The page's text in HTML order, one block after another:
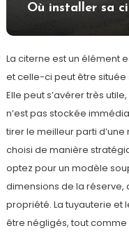
Où installer sa
La citerne est un élément
et celle-ci peut être située
Elle peut s’avérer très
n’est pas stockée
tirer le meilleur parti
choisi de manière
optez pour un modèle
dimensions de la réserve,
propriété. La tuyauterie
être négligés, tout